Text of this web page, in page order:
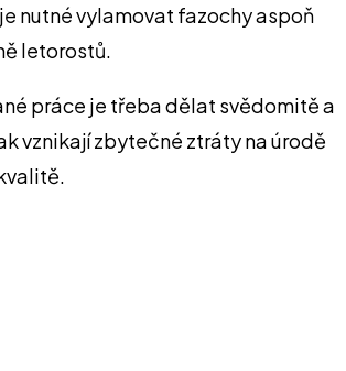
nutné vylamovat fazochy aspoň
letorostů.
práce je třeba dělat svědomitě a
vznikají zbytečné ztráty na úrodě